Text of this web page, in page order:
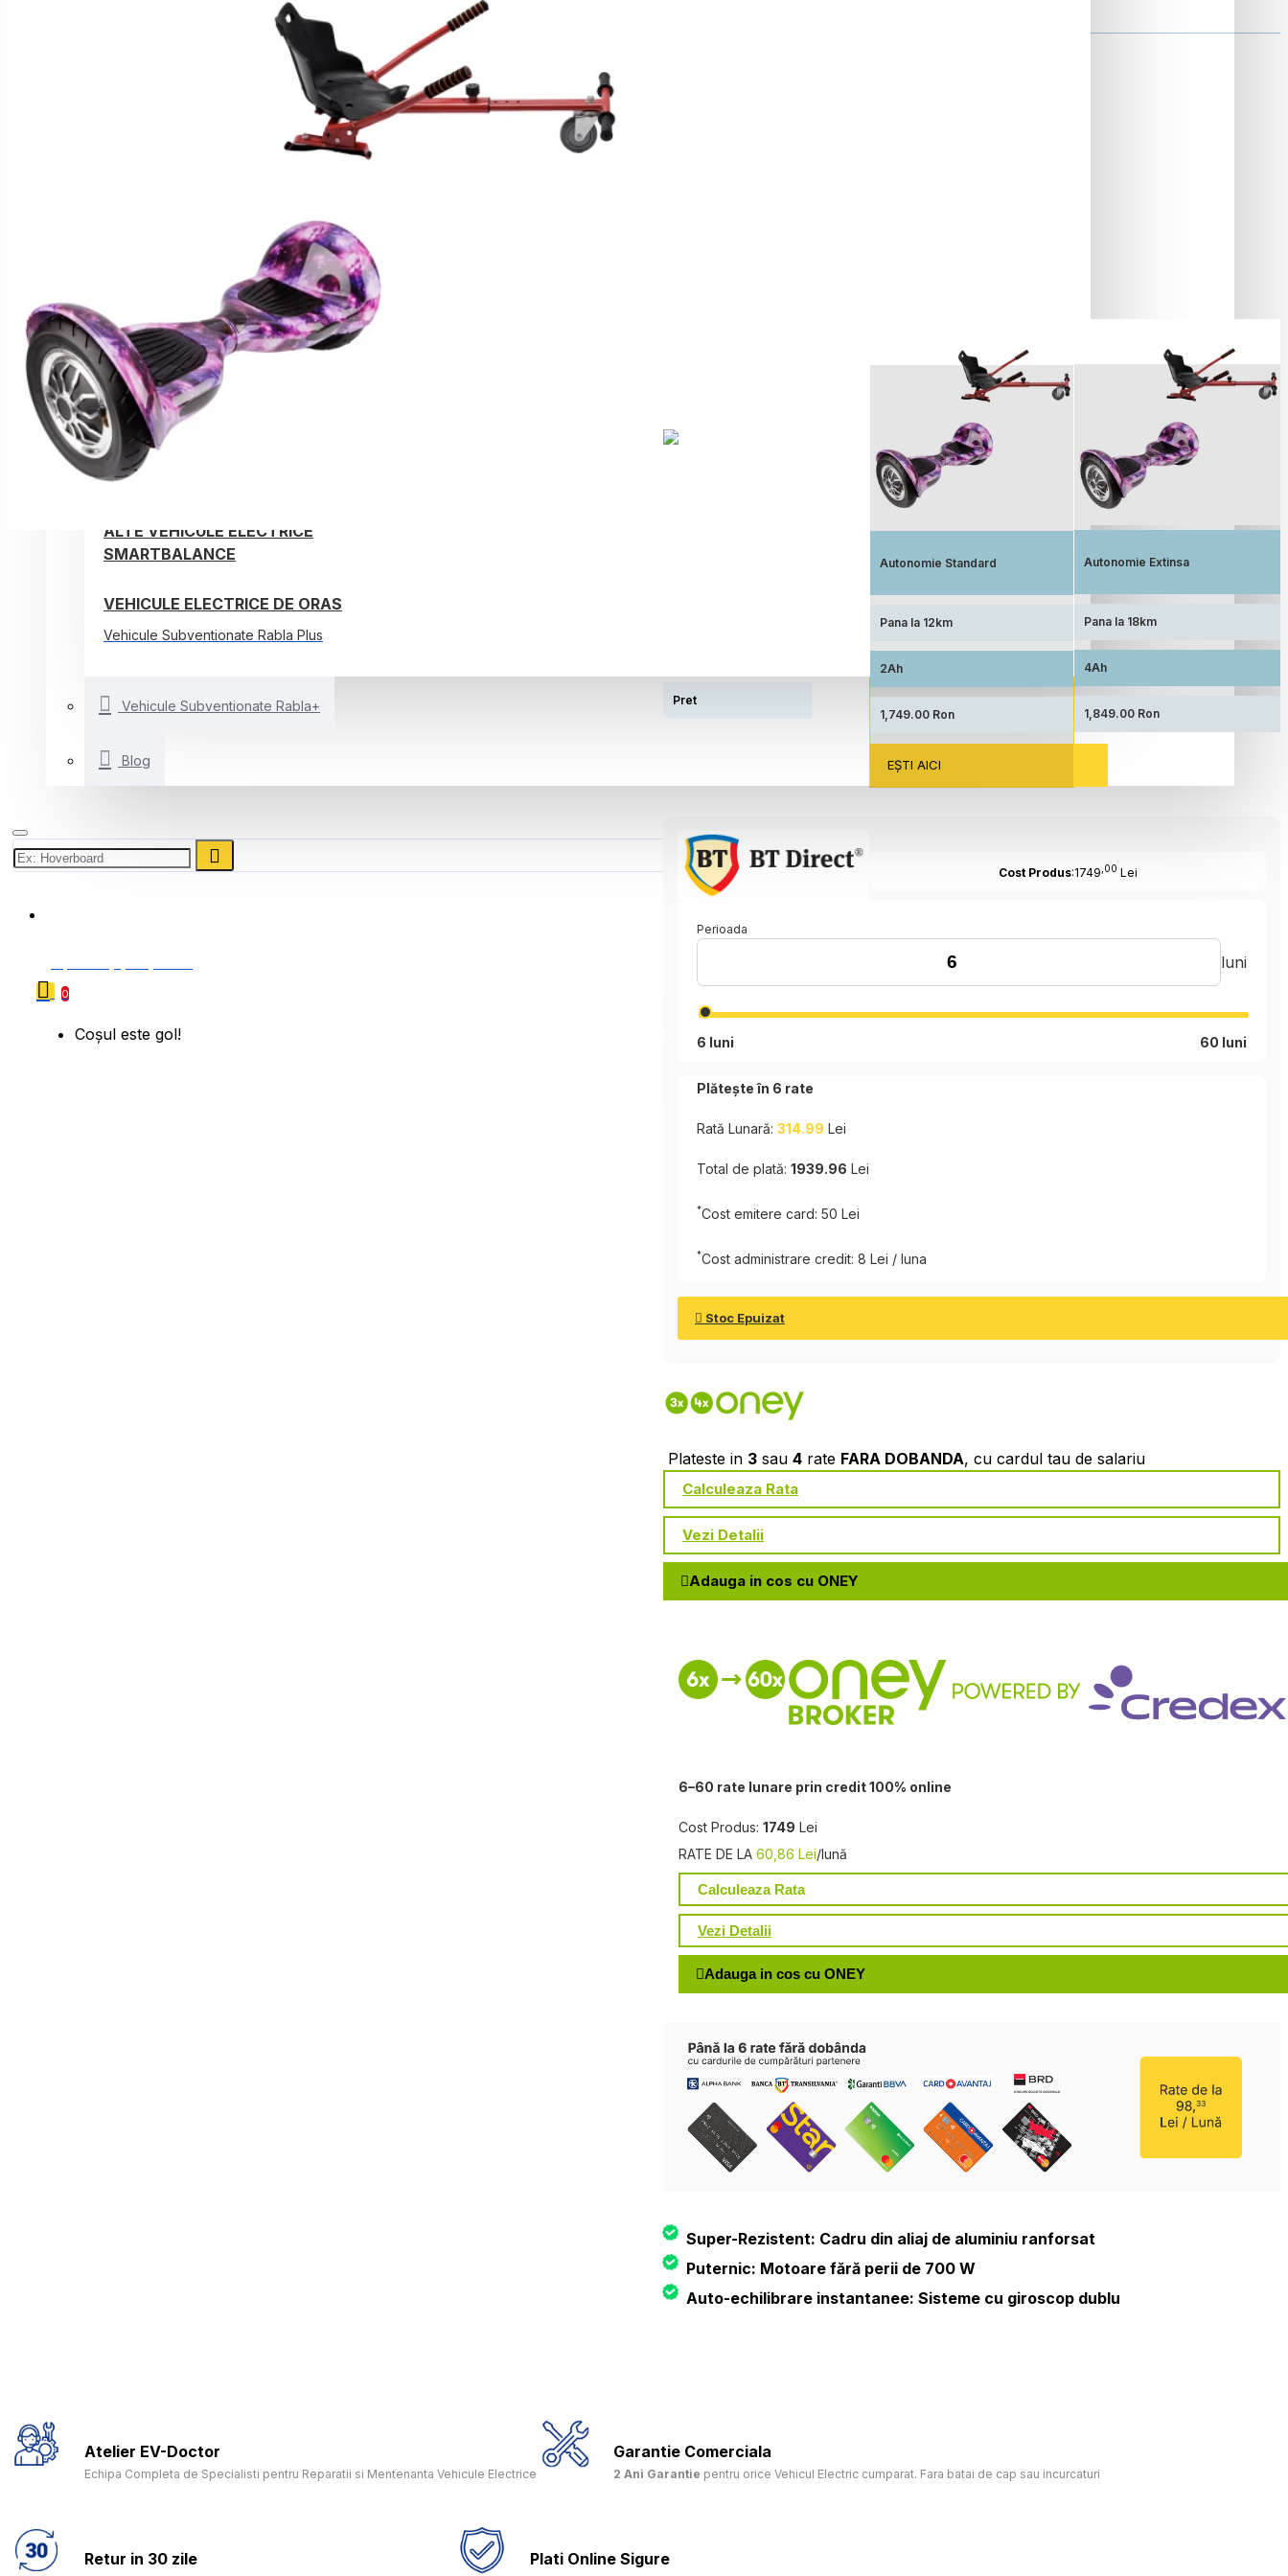
Huse si Ghiozdane
Incarcatoare
Baterii
TROTINETE ELECTRICE
BICICLETE ELECTRICE
ALTE VEHICULE ELECTRICE
SMARTBALANCE
VEHICULE ELECTRICE DE ORAS
Vehicule Subventionate Rabla Plus
Vehicule Subventionate Rabla+
Blog
0
Coșul este gol!
Pret
Standard: Pret accesibil, prin echiparea
cu acumulator standard
Autonomie Standard
Pana la 12km
2Ah
1,749.00 Ron
EŞTI AICI
Autonomie extinsa, prin echiparea cu
acumulator de capacitate marita
Autonomie Extinsa
Pana la 18km
4Ah
1,849.00 Ron
Cost Produs:1749 ,00 Lei
Perioada
luni
6 luni 60 luni
Plătește în 6 rate
Rată Lunară: 314.99 Lei
Total de plată: 1939.96 Lei
*Cost emitere card: 50 Lei
*Cost administrare credit: 8 Lei / luna
Stoc Epuizat
Plateste in 3 sau 4 rate FARA DOBANDA, cu cardul tau de salariu
Calculeaza Rata
Vezi Detalii
Adauga in cos cu ONEY
6–60 rate lunare prin credit 100% online
Cost Produs: 1749 Lei
RATE DE LA 60,86 Lei/lună
Calculeaza Rata
Vezi Detalii
Adauga in cos cu ONEY
Super-Rezistent: Cadru din aliaj de aluminiu ranforsat
Puternic: Motoare fără perii de 700 W
Auto-echilibrare instantanee: Sisteme cu giroscop dublu
Atelier EV-Doctor
Echipa Completa de Specialisti pentru Reparatii si Mentenanta Vehicule Electrice
Garantie Comerciala
2 Ani Garantie pentru orice Vehicul Electric cumparat. Fara batai de cap sau incurcaturi
Retur in 30 zile Plati Online Sigure